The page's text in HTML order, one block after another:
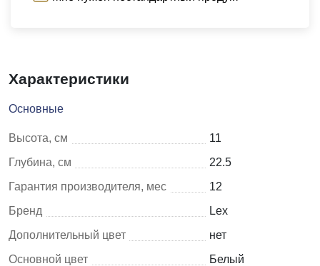
Характеристики
Основные
Высота, см
11
Глубина, см
22.5
Гарантия производителя, мес
12
Бренд
Lex
Дополнительный цвет
нет
Основной цвет
Белый